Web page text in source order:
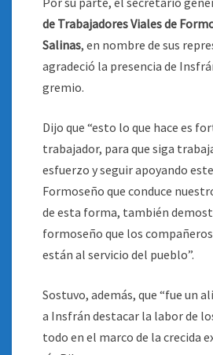
de Trabajadores Viales de
Salinas, en nombre de sus
agradeció la presencia de
gremio.
Dijo que “esto lo que hace es
trabajador, para que siga
esfuerzo y seguir apoyando
Formoseño que conduce
de esta forma, también
formoseño que los
están al servicio del pueblo”.
Sostuvo, además, que “fue un
a Insfrán destacar la labor de
todo en el marco de la crecida